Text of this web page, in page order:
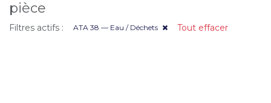
pièce
Filtres actifs : ATA 38 — Eau / Déchets Tout effacer